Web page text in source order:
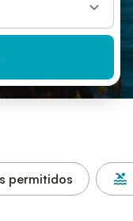
permitidos